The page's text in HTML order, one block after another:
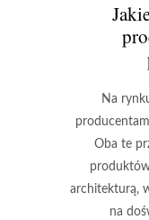
Na
Oba te
architekturą,
na